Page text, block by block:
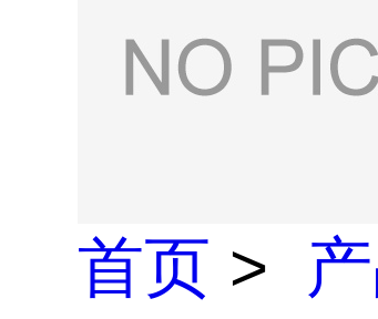
首页 >